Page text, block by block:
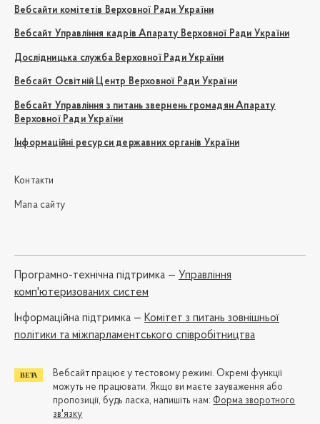
Вебсайти комітетів Верховної Ради України
Вебсайт Управління кадрів Апарату Верховної Ради України
Дослідницька служба Верховної Ради України
Вебсайт Освітній Центр Верховної Ради України
Вебсайт Управління з питань звернень громадян Апарату
Верховної Ради України
Інформаційні ресурси державних органів України
Контакти
Мапа сайту
Програмно-технічна підтримка — Управління
комп'ютеризованих систем
Iнформаційна підтримка — Комітет з питань зовнішньої
політики та міжпарламентського співробітництва
Вебсайт працює у тестовому режимі. Окремі функції
можуть не працювати. Якщо ви маєте зауваження або
пропозиції, будь ласка, напишіть нам: Форма зворотного
зв'язку